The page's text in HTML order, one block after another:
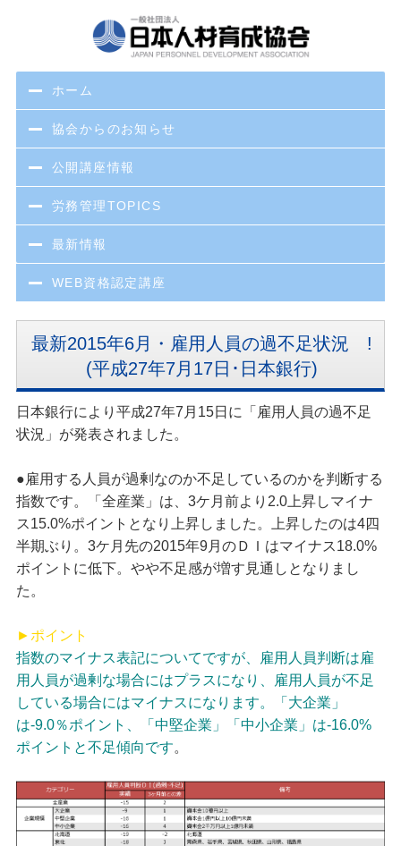
ホーム
協会からのお知らせ
公開講座情報
労務管理TOPICS
最新情報
WEB資格認定講座
最新2015年6月・雇用人員の過不足状況 !
(平成27年7月17日･日本銀行)
日本銀行により平成27年7月15日に「雇用人員の過不足
状況」が発表されました。
●雇用する人員が過剰なのか不足しているのかを判断する
指数です。「全産業」は、3ケ月前より2.0上昇しマイナ
ス15.0%ポイントとなり上昇しました。上昇したのは4四
半期ぶり。3ケ月先の2015年9月のＤＩはマイナス18.0%
ポイントに低下。やや不足感が増す見通しとなりまし
た。
►ポイント
指数のマイナス表記についてですが、雇用人員判断は雇
用人員が過剰な場合にはプラスになり、雇用人員が不足
している場合にはマイナスになります。「大企業」
は-9.0％ポイント、「中堅企業」「中小企業」は-16.0%
ポイントと不足傾向です。